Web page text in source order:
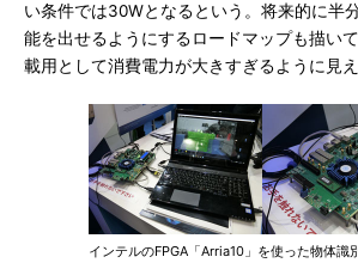
い条件では30Wとなるという。将来的に半
能を出せるようにするロードマップも描い
載用として消費電力が大きすぎるように見え
インテルのFPGA「Arria10」を使った物体識